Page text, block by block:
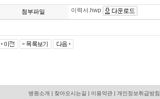
첨부파일 이력서.hwp
병원소개 | 찾아오시는길 | 이용약관| 개인정보취급방침